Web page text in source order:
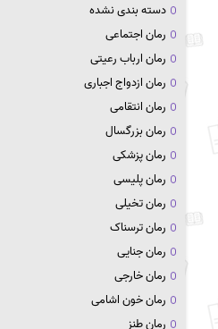
دسته بندی نشده
رمان اجتماعی
رمان ارباب رعیتی
رمان ازدواج اجباری
رمان انتقامی
رمان بزرگسال
رمان پزشکی
رمان پلیسی
رمان تخیلی
رمان ترسناک
رمان جنایی
رمان خارجی
رمان خون اشامی
رمان طنز